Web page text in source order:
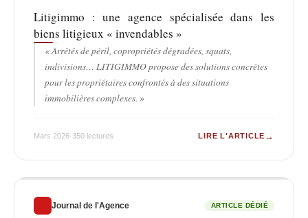
Litigimmo : une agence spécialisée dans les
biens litigieux « invendables »
« Arrêtés de péril, copropriétés dégradées, squats,
indivisions… LITIGIMMO propose des solutions concrètes
pour les propriétaires confrontés à des situations
immobilières complexes. »
Mars 2026·350 lectures LIRE L'ARTICLE →
Journal de l'Agence ARTICLE DÉDIÉ